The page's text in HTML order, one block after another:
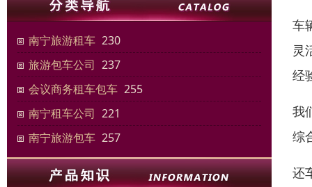
南宁旅游租车 230
旅游包车公司 237
会议商务租车包车 255
南宁租车公司 221
南宁旅游包车 257
车
灵
经
我
综
还